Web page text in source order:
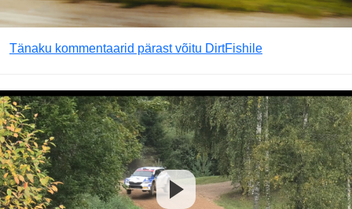
Tänaku kommentaarid pärast võitu DirtFishile